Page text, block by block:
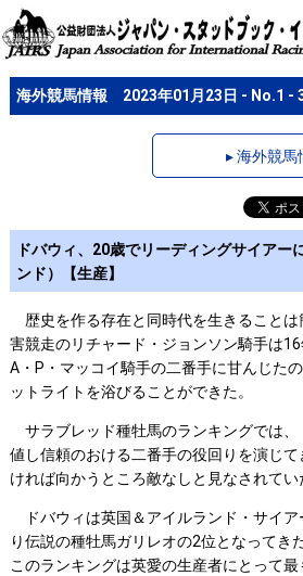
海外競馬情報 2023年01月23日 - No.1 -
▸ 海外競馬
ドバウィ、20歳でリーディングサイアー
ンド）【生産】
歴史を作る存在と同時代を生きることは
害競走のリチャード・ジョンソン騎手は
A・P・マッコイ騎手の二番手に甘んじた
ットライトを浴びることができた。
サラブレッド種牡馬のランキングでは、
値し信頼のおける二番手の役回りを演じ
ければ向かうところ敵なしと見なされてい
ドバウィは英国＆アイルランド・サイア
り伝説の種牡馬ガリレオの2位となってき
このランキングは英愛の生産者にとって最